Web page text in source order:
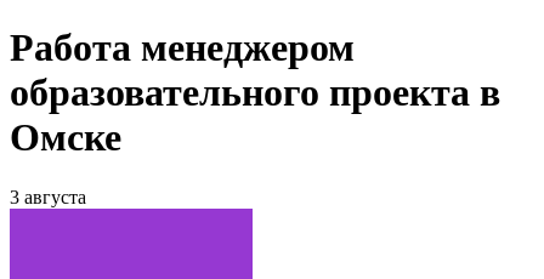
Работа менеджером
образовательного проекта в
Омске
3 августа